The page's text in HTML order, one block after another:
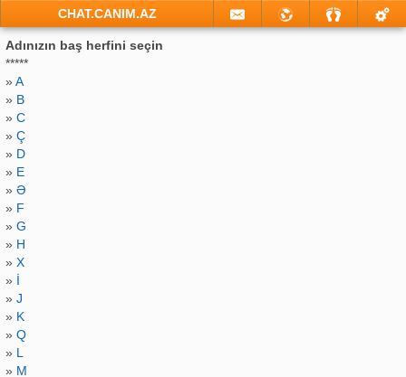
CHAT.CANIM.AZ
Adınızın baş herfini seçin
*****
»A
» B
» C
» Ç
» D
» E
» Ə
» F
» G
» H
» X
» İ
» J
» K
» Q
» L
» M